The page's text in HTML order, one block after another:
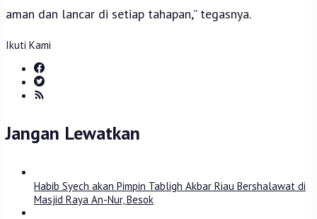
aman dan lancar di setiap tahapan,” tegasnya.
Ikuti Kami
Jangan Lewatkan
Habib Syech akan Pimpin Tabligh Akbar Riau Bershalawat di
Masjid Raya An-Nur, Besok